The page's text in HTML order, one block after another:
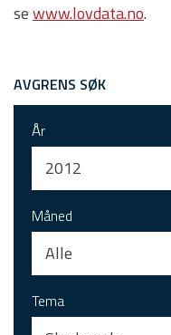
sewww.lovdata.no.
AVGRENS SØK
År
2012
Måned
Alle
Tema